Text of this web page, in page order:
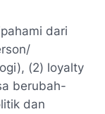
dari
(2) loyalty
berubah-
dan